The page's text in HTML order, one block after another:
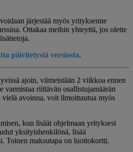
järjestää myös yrityksenne
Ottakaa meihin yhteyttä, jos olette
päivitetystä versiosta.
ajoin, viimeistään 2 viikkoa ennen
varmistaa riittävän osallistujamäärän
vielä avoinna, voit ilmoittautua myös
kun lisäät ohjelmaan yrityksesi
yksityishenkilönä, lisää
Toinen maksutapa on luottokortti.